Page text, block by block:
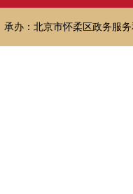
承办：北京市怀柔区政务服